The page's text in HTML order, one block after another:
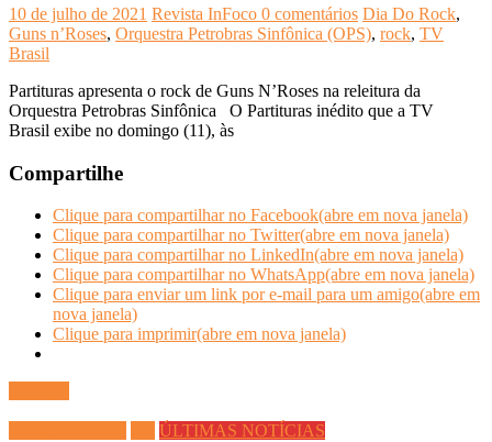
10 de julho de 2021 Revista InFoco 0 comentários Dia Do Rock,
Guns n’Roses, Orquestra Petrobras Sinfônica (OPS), rock, TV
Brasil
Partituras apresenta o rock de Guns N’Roses na releitura da
Orquestra Petrobras Sinfônica O Partituras inédito que a TV
Brasil exibe no domingo (11), às
Compartilhe
Clique para compartilhar no Facebook(abre em nova janela)
Clique para compartilhar no Twitter(abre em nova janela)
Clique para compartilhar no LinkedIn(abre em nova janela)
Clique para compartilhar no WhatsApp(abre em nova janela)
Clique para enviar um link por e-mail para um amigo(abre em
nova janela)
Clique para imprimir(abre em nova janela)
ÚLTIMAS NOTÍCIAS